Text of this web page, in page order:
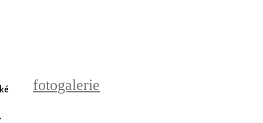
fotogalerie